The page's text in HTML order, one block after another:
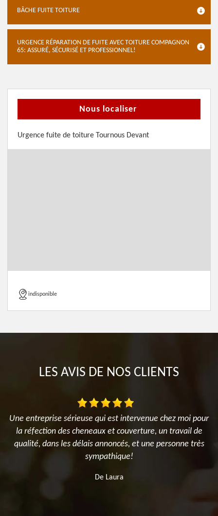
BÂCHE FUITE TOITURE
URGENCE RÉPARATION DE FUITE AVEC TOITURE COMPAGNON
65: ASSURÉ, SÉCURISÉ ET PROFESSIONNEL!
Nous localiser
Urgence fuite de toiture Tournous Devant
indisponible
LES AVIS DE NOS CLIENTS
Une entreprise sérieuse qui est intervenue chez moi pour
la réfection des cheneaux et couverture, un travail de
qualité, dans les délais annoncés, et une personne très
sympathique!
De Laura